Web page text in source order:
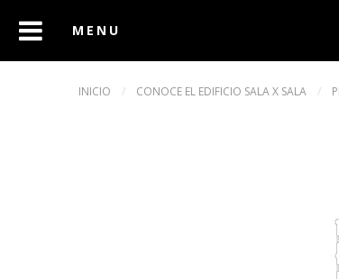
INICIO / CONOCE EL EDIFICIO SALA X SALA /